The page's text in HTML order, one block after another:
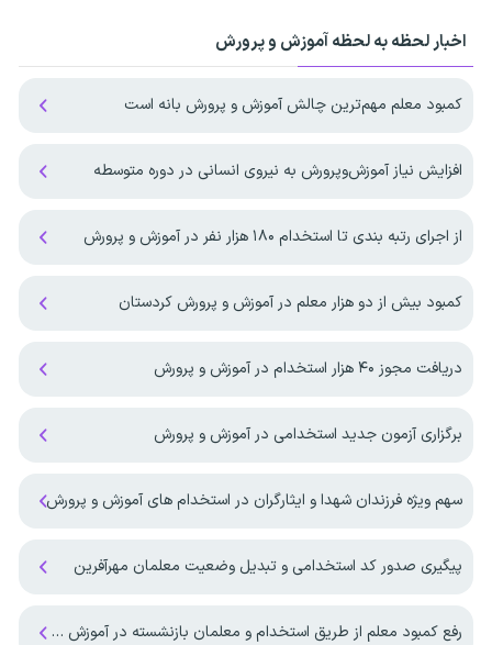
اخبار لحظه به لحظه آموزش و پرورش
کمبود معلم مهم‌ترین چالش آموزش و پرورش بانه است
افزایش نیاز آموزش‌وپرورش به نیروی انسانی در دوره متوسطه
از اجرای رتبه بندی تا استخدام ۱۸۰ هزار نفر در آموزش و پرورش
کمبود بیش از دو هزار معلم در آموزش و پرورش کردستان
دریافت مجوز ۴۰ هزار استخدام در آموزش و پرورش
برگزاری آزمون جدید استخدامی در آموزش و پرورش
سهم ویژه فرزندان شهدا و ایثارگران در استخدام های آموزش و پرورش
پیگیری صدور کد استخدامی و تبدیل وضعیت معلمان مهرآفرین
رفع کمبود معلم از طریق استخدام و معلمان بازنشسته در آموزش و پرورش